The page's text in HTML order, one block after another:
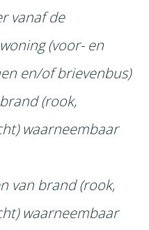
vanaf de
(voor- en
en/of brievenbus)
(rook,
waarneembaar
van brand (rook,
waarneembaar